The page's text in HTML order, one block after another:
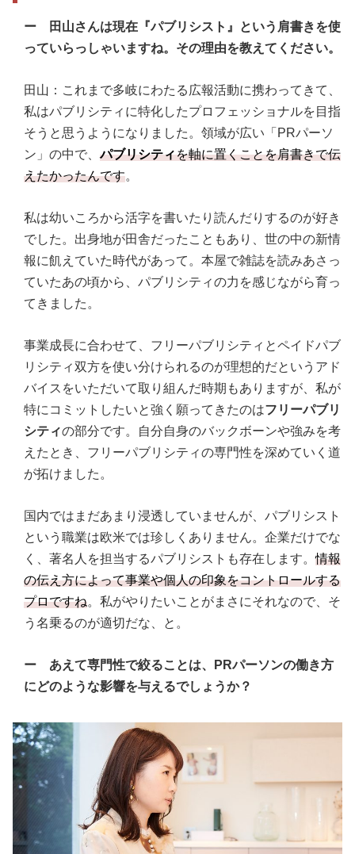
ー 田山さんは現在『パブリシスト』という肩書きを使
っていらっしゃいますね。その理由を教えてください。
田山：これまで多岐にわたる広報活動に携わってきて、
私はパブリシティに特化したプロフェッショナルを目指
そうと思うようになりました。領域が広い「PRパーソ
ン」の中で、パブリシティを軸に置くことを肩書きで伝
えたかったんです。
私は幼いころから活字を書いたり読んだりするのが好き
でした。出身地が田舎だったこともあり、世の中の新情
報に飢えていた時代があって。本屋で雑誌を読みあさっ
ていたあの頃から、パブリシティの力を感じながら育っ
てきました。
事業成長に合わせて、フリーパブリシティとペイドパブ
リシティ双方を使い分けられるのが理想的だというアド
バイスをいただいて取り組んだ時期もありますが、私が
特にコミットしたいと強く願ってきたのはフリーパブリ
シティの部分です。自分自身のバックボーンや強みを考
えたとき、フリーパブリシティの専門性を深めていく道
が拓けました。
国内ではまだあまり浸透していませんが、パブリシスト
という職業は欧米では珍しくありません。企業だけでな
く、著名人を担当するパブリシストも存在します。情報
の伝え方によって事業や個人の印象をコントロールする
プロですね。私がやりたいことがまさにそれなので、そ
う名乗るのが適切だな、と。
ー あえて専門性で絞ることは、PRパーソンの働き方
にどのような影響を与えるでしょうか？